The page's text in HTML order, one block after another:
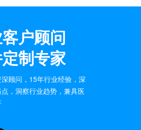
户顾问
制专家
顾问，15年行业经验，深
，洞察行业趋势，兼具医